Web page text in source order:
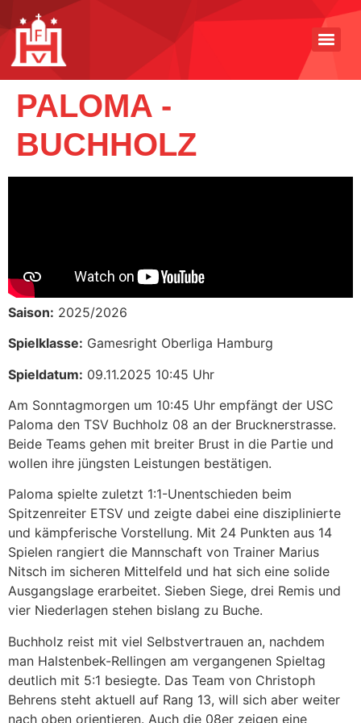
PALOMA -
BUCHHOLZ
Saison: 2025/2026
Spielklasse: Gamesright Oberliga Hamburg
Spieldatum: 09.11.2025 10:45 Uhr
Am Sonntagmorgen um 10:45 Uhr empfängt der USC
Paloma den TSV Buchholz 08 an der Brucknerstrasse.
Beide Teams gehen mit breiter Brust in die Partie und
wollen ihre jüngsten Leistungen bestätigen.
Paloma spielte zuletzt 1:1-Unentschieden beim
Spitzenreiter ETSV und zeigte dabei eine disziplinierte
und kämpferische Vorstellung. Mit 24 Punkten aus 14
Spielen rangiert die Mannschaft von Trainer Marius
Nitsch im sicheren Mittelfeld und hat sich eine solide
Ausgangslage erarbeitet. Sieben Siege, drei Remis und
vier Niederlagen stehen bislang zu Buche.
Buchholz reist mit viel Selbstvertrauen an, nachdem
man Halstenbek-Rellingen am vergangenen Spieltag
deutlich mit 5:1 besiegte. Das Team von Christoph
Behrens steht aktuell auf Rang 13, will sich aber weiter
nach oben orientieren. Auch die 08er zeigen eine